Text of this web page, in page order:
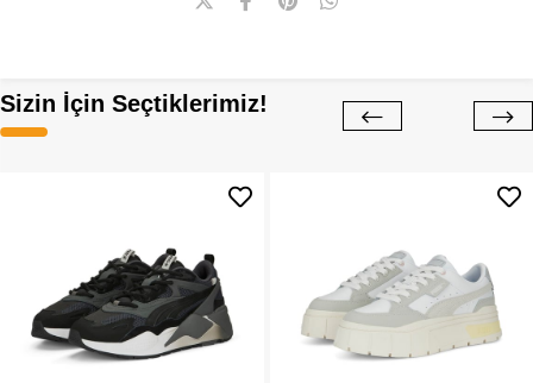
Sizin İçin Seçtiklerimiz!